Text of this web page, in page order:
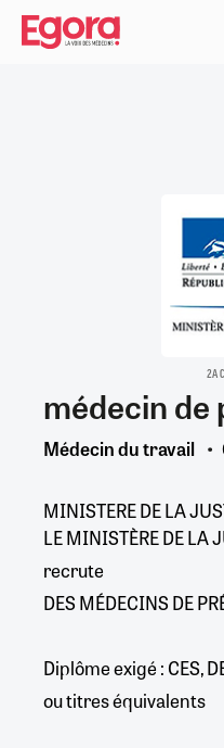
Aller
contenu
2A
médecin
Médecin du travail
MINISTERE DE LA
LE MINISTÈRE DE LA
recrute
DES MÉDECINS DE
Diplôme exigé : CES,
ou titres équivalents